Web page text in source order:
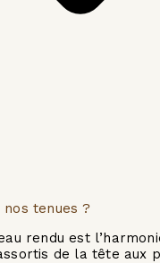
tenues ?
rendu est
de la tête aux